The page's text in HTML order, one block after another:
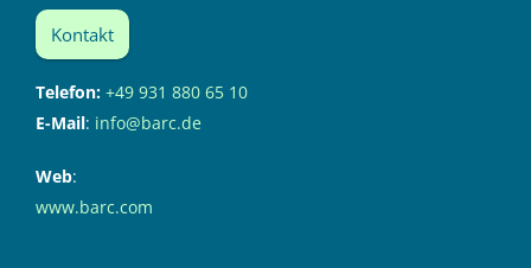
Kontakt
Telefon: +49 931 880 65 10
E-Mail: info@barc.de
Web:
www.barc.com